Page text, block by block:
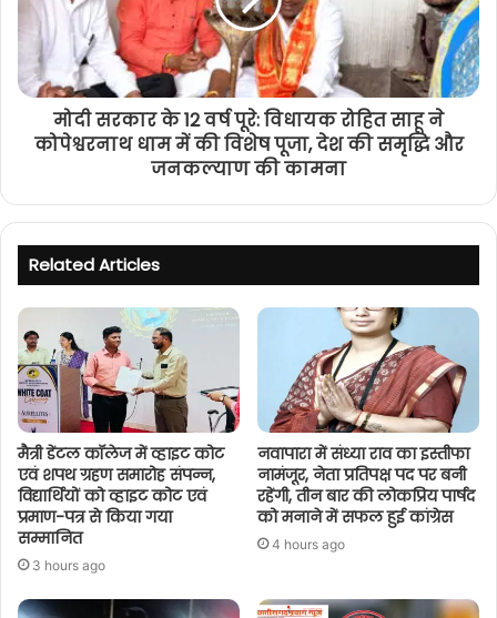
मोदी सरकार के 12 वर्ष पूरे: विधायक रोहित साहू ने
कोपेश्वरनाथ धाम में की विशेष पूजा, देश की समृद्धि और
जनकल्याण की कामना
Related Articles
मैत्री डेंटल कॉलेज में व्हाइट कोट
एवं शपथ ग्रहण समारोह संपन्न,
विद्यार्थियों को व्हाइट कोट एवं
प्रमाण-पत्र से किया गया
सम्मानित
3 hours ago
नवापारा में संध्या राव का इस्तीफा
नामंजूर, नेता प्रतिपक्ष पद पर बनी
रहेंगी, तीन बार की लोकप्रिय पार्षद
को मनाने में सफल हुई कांग्रेस
4 hours ago